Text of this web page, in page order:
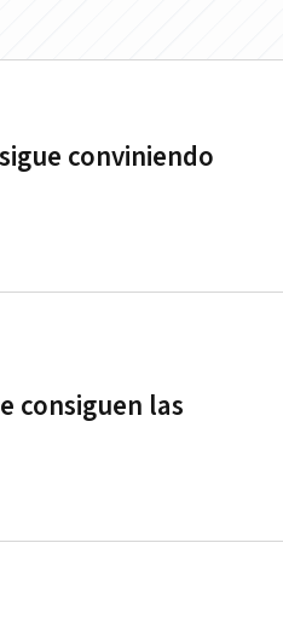
conviniendo
consiguen las